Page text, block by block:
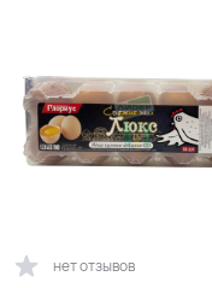
нет отзывов